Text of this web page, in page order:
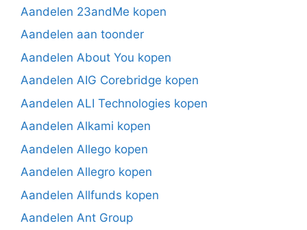
Aandelen 23andMe kopen
Aandelen aan toonder
Aandelen About You kopen
Aandelen AIG Corebridge kopen
Aandelen ALI Technologies kopen
Aandelen Alkami kopen
Aandelen Allego kopen
Aandelen Allegro kopen
Aandelen Allfunds kopen
Aandelen Ant Group